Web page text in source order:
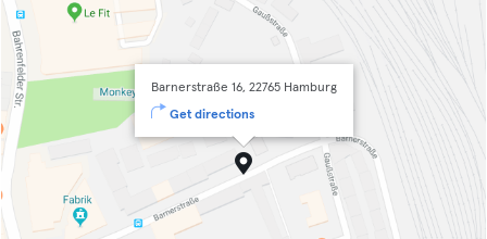
Barnerstraße 16, 22765 Hamburg
Get directions